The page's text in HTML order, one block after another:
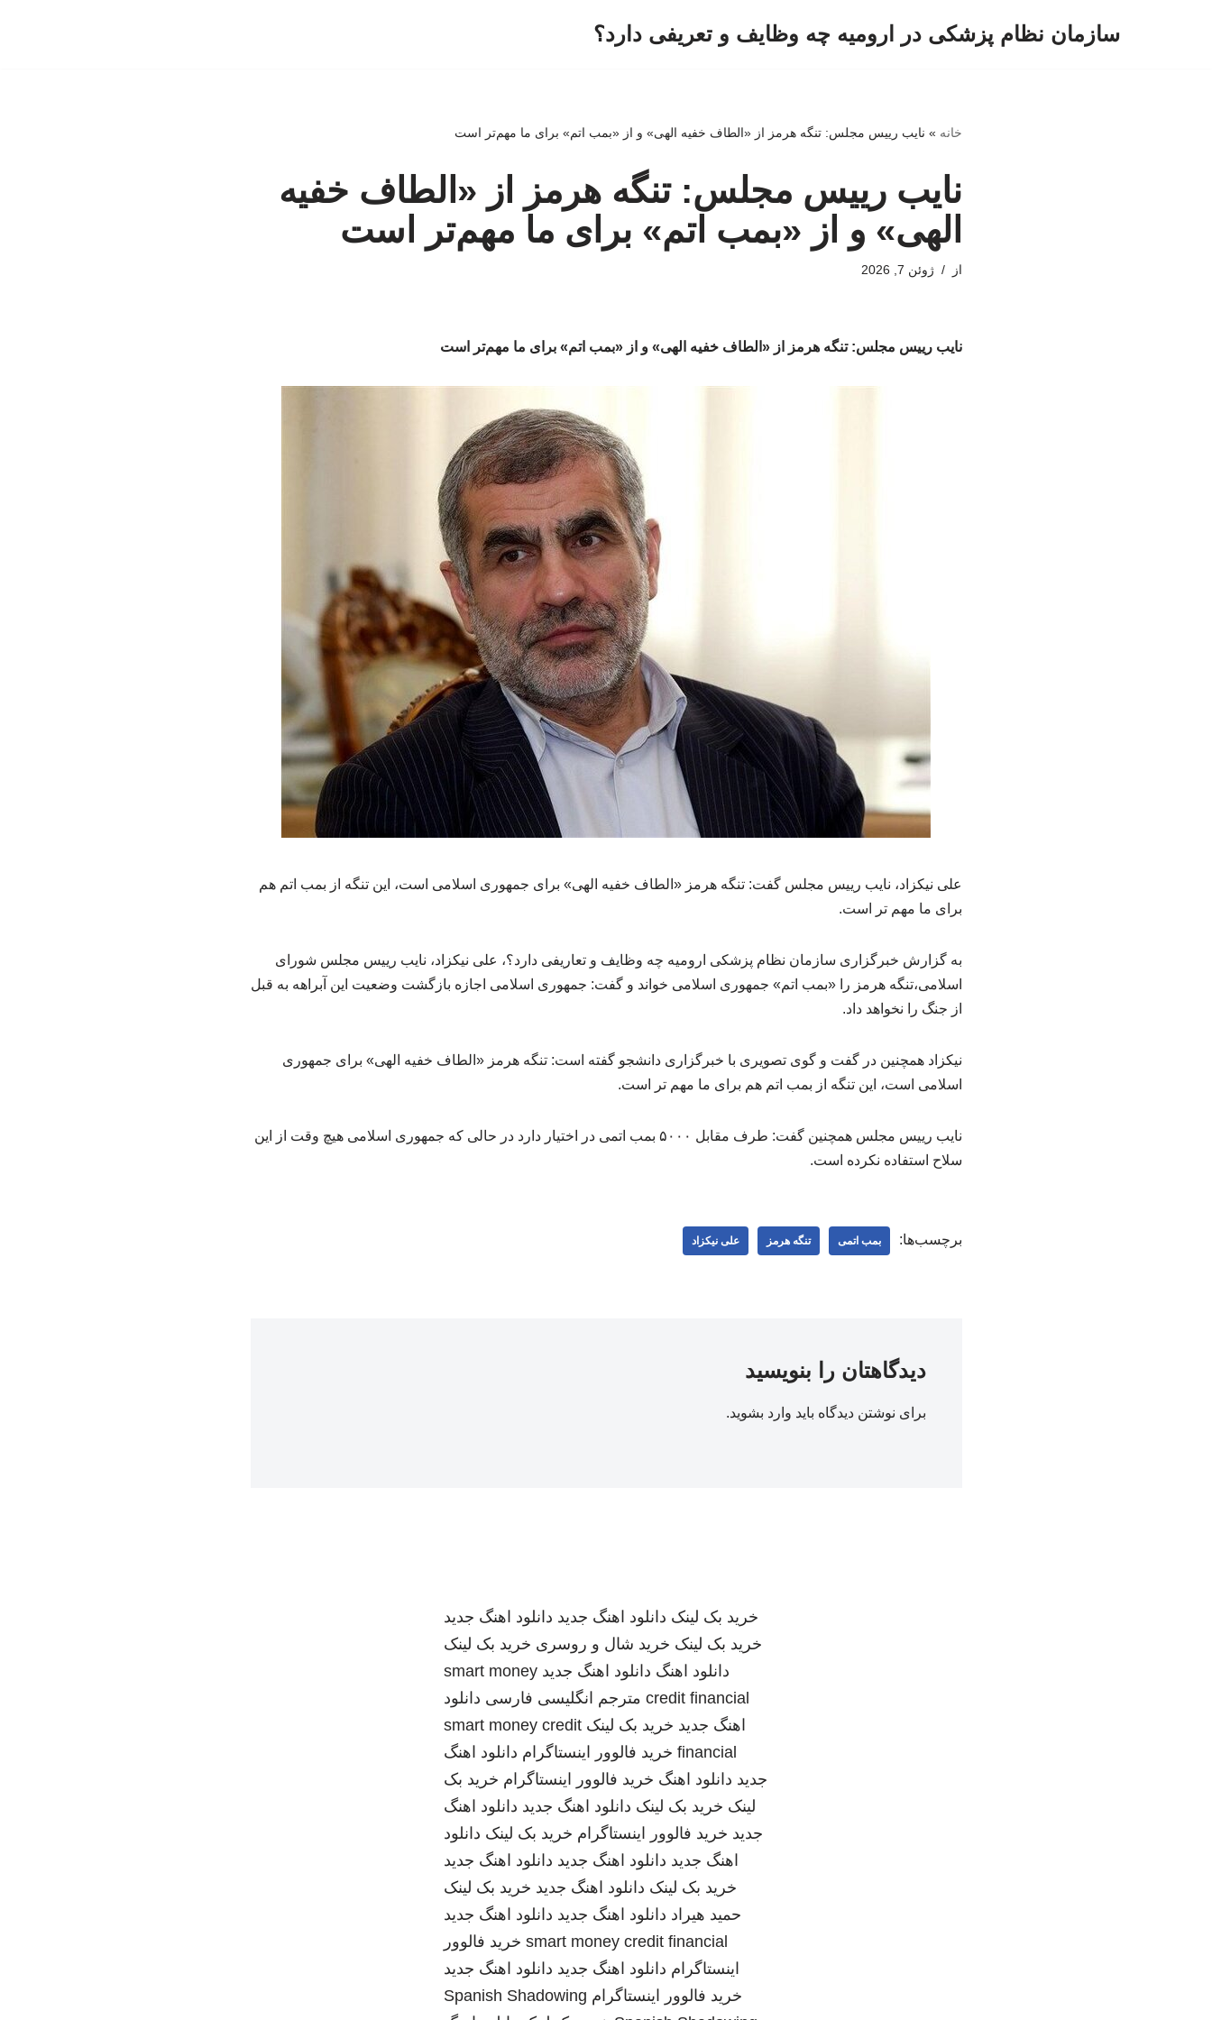
سازمان نظام پزشکی در ارومیه چه وظایف و تعریفی دارد؟
خانه » نایب رییس مجلس: تنگه هرمز از «الطاف خفیه الهی» و از «بمب اتم» برای ما مهم‌تر است
نایب رییس مجلس: تنگه هرمز از «الطاف خفیه
الهی» و از «بمب اتم» برای ما مهم‌تر است
از ژوئن 7, 2026
نایب رییس مجلس: تنگه هرمز از «الطاف خفیه الهی» و از «بمب اتم» برای ما مهم‌تر است
علی نیکزاد، نایب رییس مجلس گفت: تنگه هرمز «الطاف خفیه الهی» برای جمهوری اسلامی است، این تنگه از بمب اتم هم
برای ما مهم تر است.
به گزارش خبرگزاری سازمان نظام پزشکی ارومیه چه وظایف و تعاریفی دارد؟، علی نیکزاد، نایب رییس مجلس شورای
اسلامی،تنگه هرمز را «بمب اتم» جمهوری اسلامی خواند و گفت: جمهوری اسلامی اجازه بازگشت وضعیت این آبراهه به قبل
از جنگ را نخواهد داد.
نیکزاد همچنین در گفت و گوی تصویری با خبرگزاری دانشجو گفته است: تنگه هرمز «الطاف خفیه الهی» برای جمهوری
اسلامی است، این تنگه از بمب اتم هم برای ما مهم تر است.
نایب رییس مجلس همچنین گفت: طرف مقابل ۵۰۰۰ بمب اتمی در اختیار دارد در حالی که جمهوری اسلامی هیچ وقت از این
سلاح استفاده نکرده است.
برچسب‌ها: بمب اتمی تنگه هرمز علی نیکزاد
دیدگاهتان را بنویسید
برای نوشتن دیدگاه باید وارد بشوید.
خرید بک لینک دانلود اهنگ جدید دانلود اهنگ جدید
خرید بک لینک خرید شال و روسری خرید بک لینک
دانلود اهنگ دانلود اهنگ جدید smart money
credit financial مترجم انگلیسی فارسی دانلود
اهنگ جدید خرید بک لینک smart money credit
financial خرید فالوور اینستاگرام دانلود اهنگ
جدید دانلود اهنگ خرید فالوور اینستاگرام خرید بک
لینک خرید بک لینک دانلود اهنگ جدید دانلود اهنگ
جدید خرید فالوور اینستاگرام خرید بک لینک دانلود
اهنگ جدید دانلود اهنگ جدید دانلود اهنگ جدید
خرید بک لینک دانلود اهنگ جدید خرید بک لینک
حمید هیراد دانلود اهنگ جدید دانلود اهنگ جدید
smart money credit financial خرید فالوور
اینستاگرام دانلود اهنگ جدید دانلود اهنگ جدید
خرید فالوور اینستاگرام Spanish Shadowing